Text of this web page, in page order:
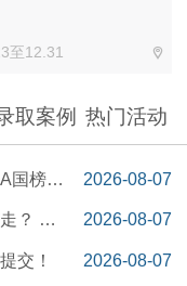
至12.31
取案例 热门活动
国榜第
2026-08-07
14:55:58
？ 一
2026-08-07
14:42:48
交！
2026-08-07